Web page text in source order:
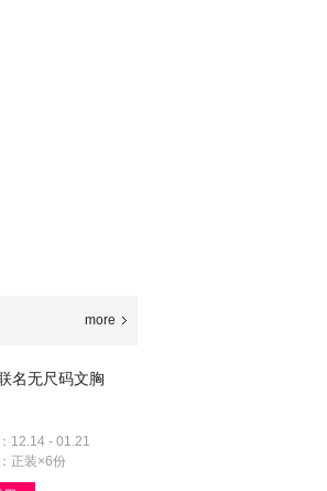
more
名无尺码文胸
12.14 - 01.21
正装×6份